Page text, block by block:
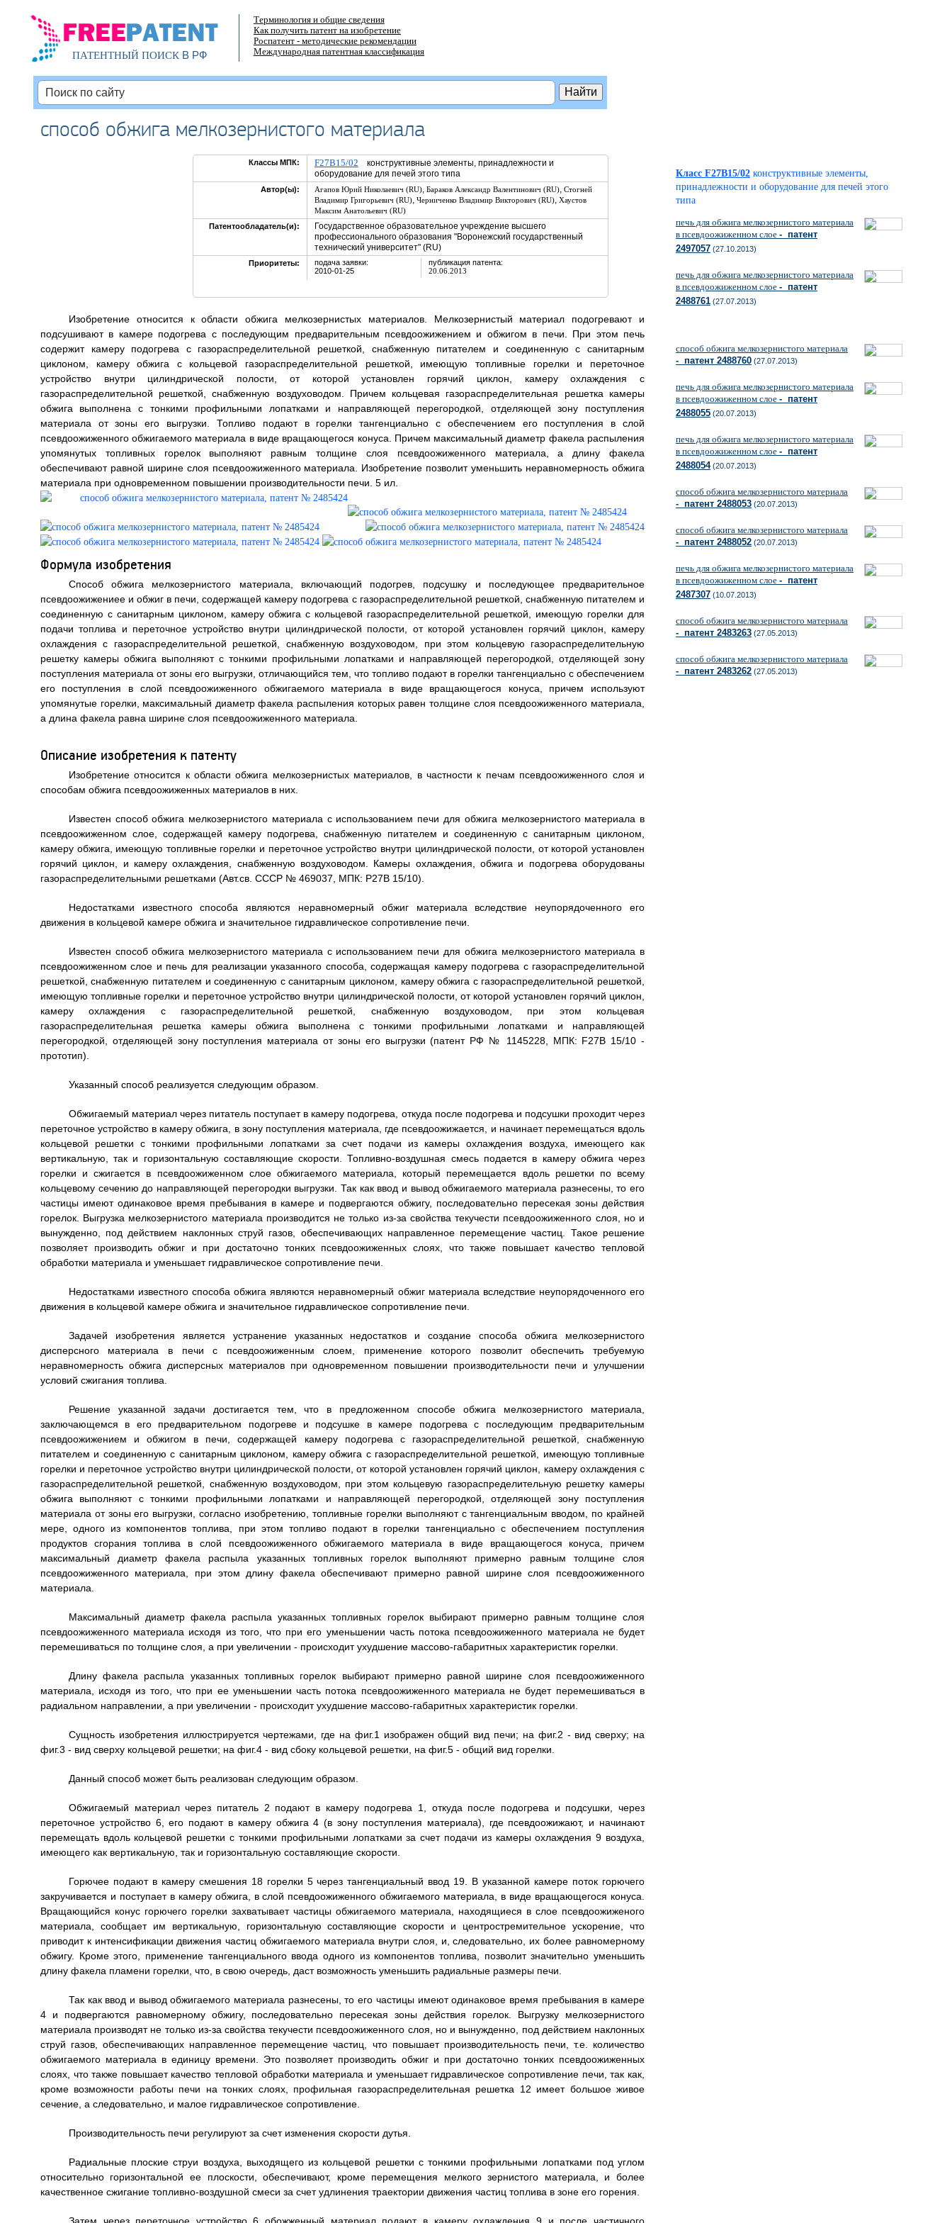
ПАТЕНТНЫЙ ПОИСКВ РФ
Терминология и общие сведения
Как получить патент на изобретение
Роспатент - методические рекомендации
Международная патентная классификация
способ обжига мелкозернистого материала
Классы МПК: F27B15/02 конструктивные элементы, принадлежности и
оборудование для печей этого типа
Автор(ы): Агапов Юрий Николаевич (RU), Бараков Александр Валентинович (RU), Стогней
Владимир Григорьевич (RU), Черниченко Владимир Викторович (RU), Хаустов
Максим Анатольевич (RU)
Патентообладатель(и):
Государственное образовательное учреждение высшего
профессионального образования "Воронежский государственный
технический университет" (RU)
Приоритеты:
подача заявки:
2010-01-25
публикация патента:
20.06.2013
Изобретение относится к области обжига мелкозернистых материалов. Мелкозернистый материал подогревают и
подсушивают в камере подогрева с последующим предварительным псевдоожижением и обжигом в печи. При этом печь
содержит камеру подогрева с газораспределительной решеткой, снабженную питателем и соединенную с санитарным
циклоном, камеру обжига с кольцевой газораспределительной решеткой, имеющую топливные горелки и переточное
устройство внутри цилиндрической полости, от которой установлен горячий циклон, камеру охлаждения с
газораспределительной решеткой, снабженную воздуховодом. Причем кольцевая газораспределительная решетка камеры
обжига выполнена с тонкими профильными лопатками и направляющей перегородкой, отделяющей зону поступления
материала от зоны его выгрузки. Топливо подают в горелки тангенциально с обеспечением его поступления в слой
псевдоожиженного обжигаемого материала в виде вращающегося конуса. Причем максимальный диаметр факела распыления
упомянутых топливных горелок выполняют равным толщине слоя псевдоожиженного материала, а длину факела
обеспечивают равной ширине слоя псевдоожиженного материала. Изобретение позволит уменьшить неравномерность обжига
материала при одновременном повышении производительности печи. 5 ил.
Формула изобретения
Способ обжига мелкозернистого материала, включающий подогрев, подсушку и последующее предварительное
псевдоожижениее и обжиг в печи, содержащей камеру подогрева с газораспределительной решеткой, снабженную питателем и
соединенную с санитарным циклоном, камеру обжига с кольцевой газораспределительной решеткой, имеющую горелки для
подачи топлива и переточное устройство внутри цилиндрической полости, от которой установлен горячий циклон, камеру
охлаждения с газораспределительной решеткой, снабженную воздуховодом, при этом кольцевую газораспределительную
решетку камеры обжига выполняют с тонкими профильными лопатками и направляющей перегородкой, отделяющей зону
поступления материала от зоны его выгрузки, отличающийся тем, что топливо подают в горелки тангенциально с обеспечением
его поступления в слой псевдоожиженного обжигаемого материала в виде вращающегося конуса, причем используют
упомянутые горелки, максимальный диаметр факела распыления которых равен толщине слоя псевдоожиженного материала,
а длина факела равна ширине слоя псевдоожиженного материала.
Описание изобретения к патенту
Изобретение относится к области обжига мелкозернистых материалов, в частности к печам псевдоожиженного слоя и
способам обжига псевдоожиженных материалов в них.
Известен способ обжига мелкозернистого материала с использованием печи для обжига мелкозернистого материала в
псевдоожиженном слое, содержащей камеру подогрева, снабженную питателем и соединенную с санитарным циклоном,
камеру обжига, имеющую топливные горелки и переточное устройство внутри цилиндрической полости, от которой установлен
горячий циклон, и камеру охлаждения, снабженную воздуховодом. Камеры охлаждения, обжига и подогрева оборудованы
газораспределительными решетками (Авт.св. СССР № 469037, МПК: Р27В 15/10).
Недостатками известного способа являются неравномерный обжиг материала вследствие неупорядоченного его
движения в кольцевой камере обжига и значительное гидравлическое сопротивление печи.
Известен способ обжига мелкозернистого материала с использованием печи для обжига мелкозернистого материала в
псевдоожиженном слое и печь для реализации указанного способа, содержащая камеру подогрева с газораспределительной
решеткой, снабженную питателем и соединенную с санитарным циклоном, камеру обжига с газораспределительной решеткой,
имеющую топливные горелки и переточное устройство внутри цилиндрической полости, от которой установлен горячий циклон,
камеру охлаждения с газораспределительной решеткой, снабженную воздуховодом, при этом кольцевая
газораспределительная решетка камеры обжига выполнена с тонкими профильными лопатками и направляющей
перегородкой, отделяющей зону поступления материала от зоны его выгрузки (патент РФ № 1145228, МПК: F27В 15/10 -
прототип).
Указанный способ реализуется следующим образом.
Обжигаемый материал через питатель поступает в камеру подогрева, откуда после подогрева и подсушки проходит через
переточное устройство в камеру обжига, в зону поступления материала, где псевдоожижается, и начинает перемещаться вдоль
кольцевой решетки с тонкими профильными лопатками за счет подачи из камеры охлаждения воздуха, имеющего как
вертикальную, так и горизонтальную составляющие скорости. Топливно-воздушная смесь подается в камеру обжига через
горелки и сжигается в псевдоожиженном слое обжигаемого материала, который перемещается вдоль решетки по всему
кольцевому сечению до направляющей перегородки выгрузки. Так как ввод и вывод обжигаемого материала разнесены, то его
частицы имеют одинаковое время пребывания в камере и подвергаются обжигу, последовательно пересекая зоны действия
горелок. Выгрузка мелкозернистого материала производится не только из-за свойства текучести псевдоожиженного слоя, но и
вынужденно, под действием наклонных струй газов, обеспечивающих направленное перемещение частиц. Такое решение
позволяет производить обжиг и при достаточно тонких псевдоожиженных слоях, что также повышает качество тепловой
обработки материала и уменьшает гидравлическое сопротивление печи.
Недостатками известного способа обжига являются неравномерный обжиг материала вследствие неупорядоченного его
движения в кольцевой камере обжига и значительное гидравлическое сопротивление печи.
Задачей изобретения является устранение указанных недостатков и создание способа обжига мелкозернистого
дисперсного материала в печи с псевдоожиженным слоем, применение которого позволит обеспечить требуемую
неравномерность обжига дисперсных материалов при одновременном повышении производительности печи и улучшении
условий сжигания топлива.
Решение указанной задачи достигается тем, что в предложенном способе обжига мелкозернистого материала,
заключающемся в его предварительном подогреве и подсушке в камере подогрева с последующим предварительным
псевдоожижением и обжигом в печи, содержащей камеру подогрева с газораспределительной решеткой, снабженную
питателем и соединенную с санитарным циклоном, камеру обжига с газораспределительной решеткой, имеющую топливные
горелки и переточное устройство внутри цилиндрической полости, от которой установлен горячий циклон, камеру охлаждения с
газораспределительной решеткой, снабженную воздуховодом, при этом кольцевую газораспределительную решетку камеры
обжига выполняют с тонкими профильными лопатками и направляющей перегородкой, отделяющей зону поступления
материала от зоны его выгрузки, согласно изобретению, топливные горелки выполняют с тангенциальным вводом, по крайней
мере, одного из компонентов топлива, при этом топливо подают в горелки тангенциально с обеспечением поступления
продуктов сгорания топлива в слой псевдоожиженного обжигаемого материала в виде вращающегося конуса, причем
максимальный диаметр факела распыла указанных топливных горелок выполняют примерно равным толщине слоя
псевдоожиженного материала, при этом длину факела обеспечивают примерно равной ширине слоя псевдоожиженного
материала.
Максимальный диаметр факела распыла указанных топливных горелок выбирают примерно равным толщине слоя
псевдоожиженного материала исходя из того, что при его уменьшении часть потока псевдоожиженного материала не будет
перемешиваться по толщине слоя, а при увеличении - происходит ухудшение массово-габаритных характеристик горелки.
Длину факела распыла указанных топливных горелок выбирают примерно равной ширине слоя псевдоожиженного
материала, исходя из того, что при ее уменьшении часть потока псевдоожиженного материала не будет перемешиваться в
радиальном направлении, а при увеличении - происходит ухудшение массово-габаритных характеристик горелки.
Сущность изобретения иллюстрируется чертежами, где на фиг.1 изображен общий вид печи; на фиг.2 - вид сверху; на
фиг.3 - вид сверху кольцевой решетки; на фиг.4 - вид сбоку кольцевой решетки, на фиг.5 - общий вид горелки.
Данный способ может быть реализован следующим образом.
Обжигаемый материал через питатель 2 подают в камеру подогрева 1, откуда после подогрева и подсушки, через
переточное устройство 6, его подают в камеру обжига 4 (в зону поступления материала), где псевдоожижают, и начинают
перемещать вдоль кольцевой решетки с тонкими профильными лопатками за счет подачи из камеры охлаждения 9 воздуха,
имеющего как вертикальную, так и горизонтальную составляющие скорости.
Горючее подают в камеру смешения 18 горелки 5 через тангенциальный ввод 19. В указанной камере поток горючего
закручивается и поступает в камеру обжига, в слой псевдоожиженного обжигаемого материала, в виде вращающегося конуса.
Вращающийся конус горючего горелки захватывает частицы обжигаемого материала, находящиеся в слое псевдоожиженого
материала, сообщает им вертикальную, горизонтальную составляющие скорости и центростремительное ускорение, что
приводит к интенсификации движения частиц обжигаемого материала внутри слоя, и, следовательно, их более равномерному
обжигу. Кроме этого, применение тангенциального ввода одного из компонентов топлива, позволит значительно уменьшить
длину факела пламени горелки, что, в свою очередь, даст возможность уменьшить радиальные размеры печи.
Так как ввод и вывод обжигаемого материала разнесены, то его частицы имеют одинаковое время пребывания в камере
4 и подвергаются равномерному обжигу, последовательно пересекая зоны действия горелок. Выгрузку мелкозернистого
материала производят не только из-за свойства текучести псевдоожиженного слоя, но и вынужденно, под действием наклонных
струй газов, обеспечивающих направленное перемещение частиц, что повышает производительность печи, т.е. количество
обжигаемого материала в единицу времени. Это позволяет производить обжиг и при достаточно тонких псевдоожиженных
слоях, что также повышает качество тепловой обработки материала и уменьшает гидравлическое сопротивление печи, так как,
кроме возможности работы печи на тонких слоях, профильная газораспределительная решетка 12 имеет большое живое
сечение, а следовательно, и малое гидравлическое сопротивление.
Производительность печи регулируют за счет изменения скорости дутья.
Радиальные плоские струи воздуха, выходящего из кольцевой решетки с тонкими профильными лопатками под углом
относительно горизонтальной ее плоскости, обеспечивают, кроме перемещения мелкого зернистого материала, и более
качественное сжигание топливно-воздушной смеси за счет удлинения траектории движения частиц топлива в зоне его горения.
Класс F27B15/02 конструктивные элементы,
принадлежности и оборудование для печей этого
типа
печь для обжига мелкозернистого материала
в псевдоожиженном слое - патент
2497057 (27.10.2013)
печь для обжига мелкозернистого материала
в псевдоожиженном слое - патент
2488761 (27.07.2013)
способ обжига мелкозернистого материала
- патент 2488760 (27.07.2013)
печь для обжига мелкозернистого материала
в псевдоожиженном слое - патент
2488055 (20.07.2013)
печь для обжига мелкозернистого материала
в псевдоожиженном слое - патент
2488054(20.07.2013)
способ обжига мелкозернистого материала
- патент 2488053 (20.07.2013)
способ обжига мелкозернистого материала
- патент 2488052 (20.07.2013)
печь для обжига мелкозернистого материала
в псевдоожиженном слое - патент
2487307 (10.07.2013)
способ обжига мелкозернистого материала
- патент 2483263 (27.05.2013)
способ обжига мелкозернистого материала
- патент 2483262 (27.05.2013)